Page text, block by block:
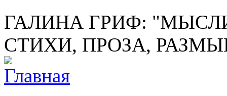
ГАЛИНА ГРИФ:
СТИХИ, ПРОЗА,